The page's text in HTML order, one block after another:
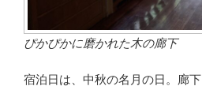
ぴかぴかに磨かれた木の廊下
宿泊日は、中秋の名月の日。廊